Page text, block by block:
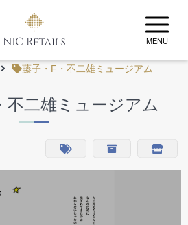
MENU
藤子・F・不二雄ミュージアム
二雄ミュージアム